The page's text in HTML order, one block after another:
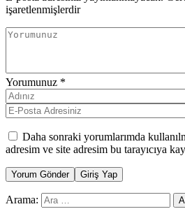
işaretlenmişlerdir
Yorumunuz *
Daha sonraki yorumlarımda
adresim ve site adresim bu tarayıcıya
Yorum Gönder Giriş Yap
Arama: